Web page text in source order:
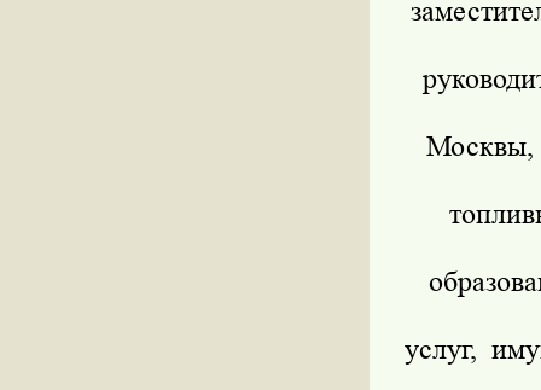
услуг,